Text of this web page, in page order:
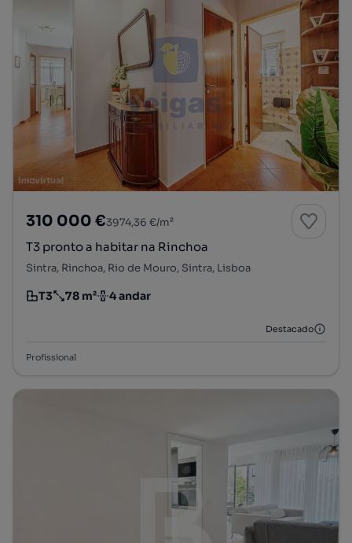
310 000 €3974,36 €/m²
T3 pronto a habitar na Rinchoa
Sintra, Rinchoa, Rio de Mouro, Sintra, Lisboa
Tipologia
T3
Preço por metro quadrado
78 m²
Andar 4 andar
Destacado
Profissional